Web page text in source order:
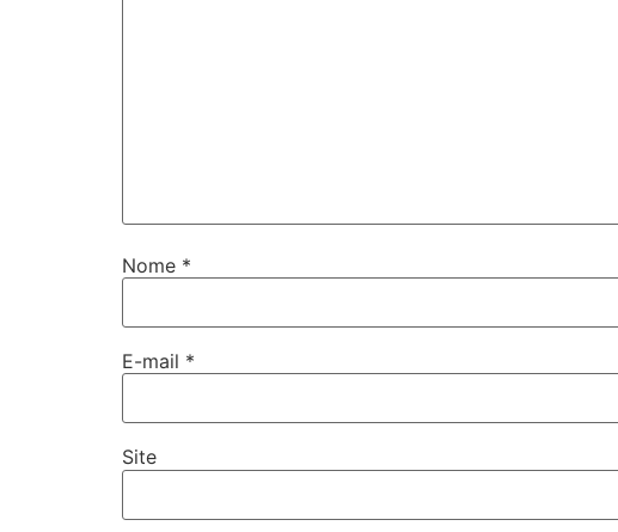
Nome *
E-mail *
Site